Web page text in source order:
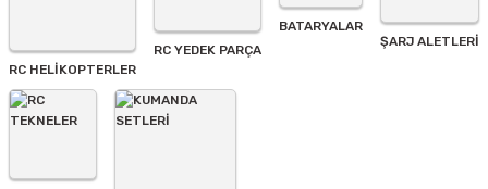
Gönder
RC HELİKOPTERLER
RC YEDEK PARÇA
BATARYALAR
ŞARJ ALETLERI